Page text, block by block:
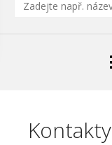
Kontakty